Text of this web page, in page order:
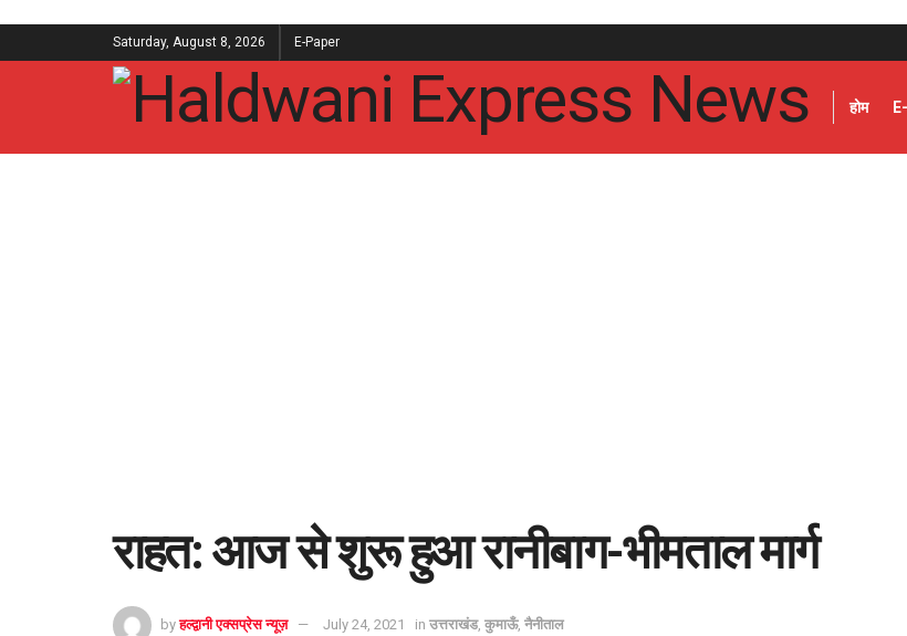
Saturday, August 8, 2026 E-Paper
होम
राहत: आज से शुरू हुआ रानीबाग-भीमताल मार्ग
by हल्द्वानी एक्सप्रेस न्यूज़ July 24, 2021 in उत्तराखंड, कुमाऊँ, नैनीताल